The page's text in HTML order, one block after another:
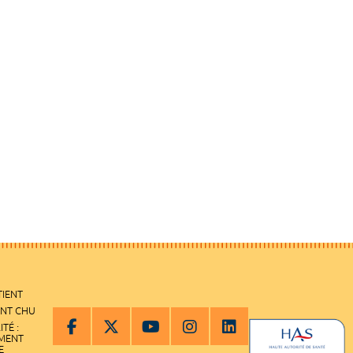
CHU
: